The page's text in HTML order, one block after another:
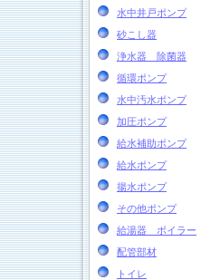
水中井戸ポンプ
砂こし器
浄水器 除菌器
循環ポンプ
水中汚水ポンプ
加圧ポンプ
給水補助ポンプ
給水ポンプ
揚水ポンプ
その他ポンプ
給湯器 ボイラー
配管部材
トイレ